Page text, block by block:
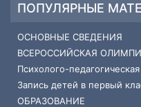
ПОПУЛЯРНЫЕ
ОСНОВНЫЕ СВЕДЕНИЯ
ВСЕРОССИЙСКАЯ
Психолого-
Запись детей в первый
ОБРАЗОВАНИЕ